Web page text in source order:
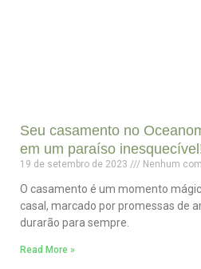
Seu casamento no
em um paraíso
19 de setembro de 2023 Nenhum
O casamento é um momento
casal, marcado por promessas de
durarão para sempre.
Read More »